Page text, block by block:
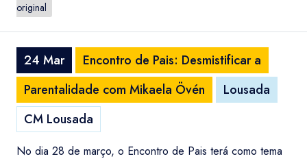
original
24 Mar
Encontro de Pais: Desmistificar a
Parentalidade com Mikaela Övén
Lousada
CM Lousada
No dia 28 de março, o Encontro de Pais terá como tema